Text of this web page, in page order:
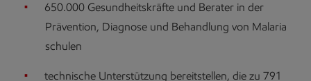
650.000 Gesundheitskräfte und Berater in der
Prävention, Diagnose und Behandlung von Malaria
schulen
technische Unterstützung bereitstellen, die zu 791